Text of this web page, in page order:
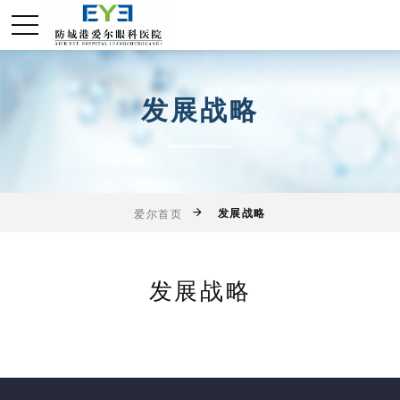
发展战略
爱尔首页 发展战略
发展战略